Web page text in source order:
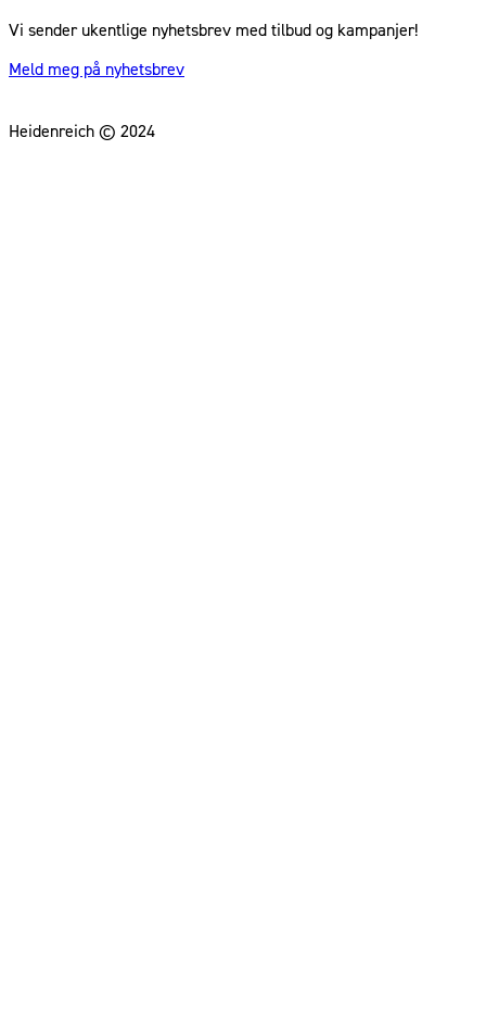
Vi sender ukentlige nyhetsbrev med tilbud og kampanjer!
Meld meg på nyhetsbrev
Heidenreich © 2024